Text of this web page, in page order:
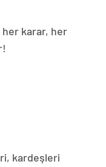
her karar, her
kardeşleri